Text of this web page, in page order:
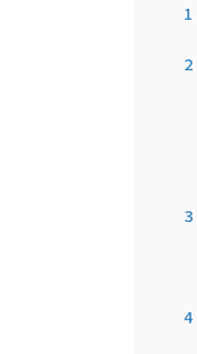
1
2
3
4